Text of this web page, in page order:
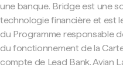
une banque. Bridge est une
technologie financière et est
du Programme responsable
du fonctionnement de la
compte de Lead Bank. Avian